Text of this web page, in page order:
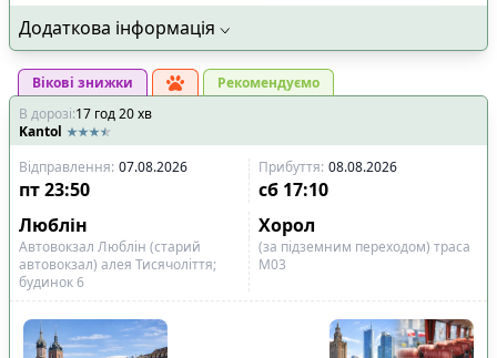
Додаткова інформація
Вікові знижки
Рекомендуємо
В дорозі:17 год20хв
Kantol
Відправлення: 07.08.2026 Прибуття: 08.08.2026
пт23:50 сб 17:10
Люблін
Хорол
Автовокзал Люблін (старий
автовокзал) алея Тисячоліття;
будинок 6
(за підземним переходом) траса
М03